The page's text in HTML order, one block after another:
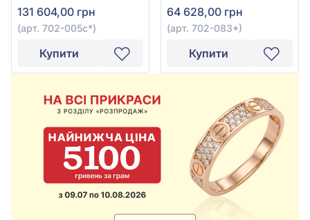
702-005с*
131 604,00 грн
(арт. 702-005с*)
Купити
64 628,00 грн
(арт. 702-083*)
Купити